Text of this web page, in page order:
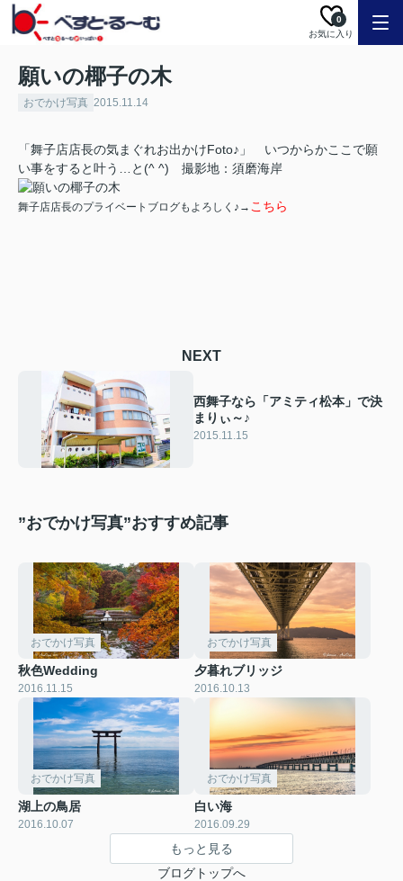
お気に入り
0
願いの椰子の木
おでかけ写真 2015.11.14
「舞子店店長の気まぐれお出かけFoto♪」 いつからかここで願
い事をすると叶う…と(^ ^) 撮影地：須磨海岸
舞子店店長のプライベートブログもよろしく♪→ こちら
NEXT
西舞子なら「アミティ松本」で決
まりぃ～♪
2015.11.15
”おでかけ写真”おすすめ記事
おでかけ写真
秋色Wedding
2016.11.15
おでかけ写真
夕暮れブリッジ
2016.10.13
おでかけ写真
湖上の鳥居
2016.10.07
おでかけ写真
白い海
2016.09.29
もっと見る
ブログトップへ